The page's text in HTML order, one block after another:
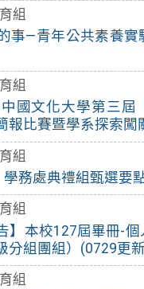
組
事—青年公共素養實
組
國文化大學第三屆
報比賽暨學系探索闖
組
學務處典禮組甄選要
組
】本校127屆畢冊-
分組團組）(0729更
組